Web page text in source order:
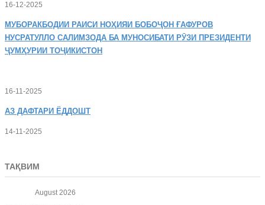
16-12-2025
МУБОРАКБОДИИ РАИСИ НОҲИЯИ БОБОҶОН ҒАФУРОВ
НУСРАТУЛЛО САЛИМЗОДА БА МУНОСИБАТИ РӮЗИ ПРЕЗИДЕНТИ
ҶУМҲУРИИ ТОҶИКИСТОН
16-11-2025
АЗ ДАФТАРИ ЁДДОШТ
14-11-2025
ТАҚВИМ
August 2026